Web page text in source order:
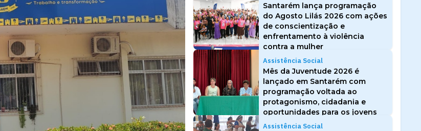
Santarém lança programação
do Agosto Lilás 2026 com ações
de conscientização e
enfrentamento à violência
contra a mulher
Assistência Social
Mês da Juventude 2026 é
lançado em Santarém com
programação voltada ao
protagonismo, cidadania e
oportunidades para os jovens
Assistência Social